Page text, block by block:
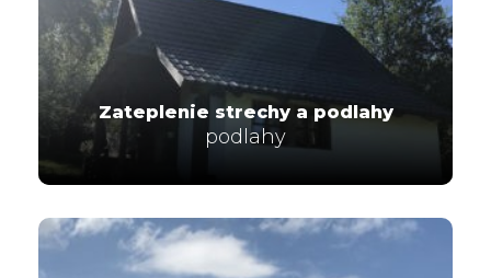
Zateplenie strechy a podlahy
podlahy